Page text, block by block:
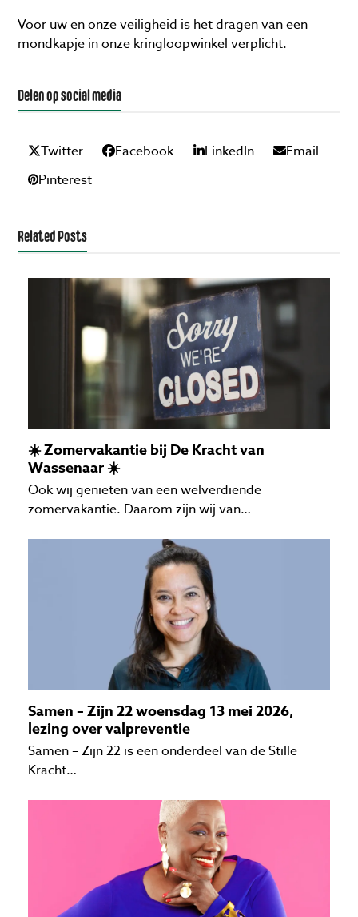
Voor uw en onze veiligheid is het dragen van een
mondkapje in onze kringloopwinkel verplicht.
Delen op social media
Twitter Facebook LinkedIn
Email
Pinterest
Related Posts
☀️ Zomervakantie bij De Kracht van
Wassenaar ☀️
Ook wij genieten van een welverdiende
zomervakantie. Daarom zijn wij van…
Samen – Zijn 22 woensdag 13 mei 2026,
lezing over valpreventie
Samen – Zijn 22 is een onderdeel van de Stille
Kracht…